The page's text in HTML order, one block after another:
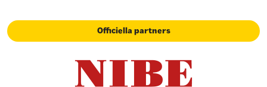
Officiella partners